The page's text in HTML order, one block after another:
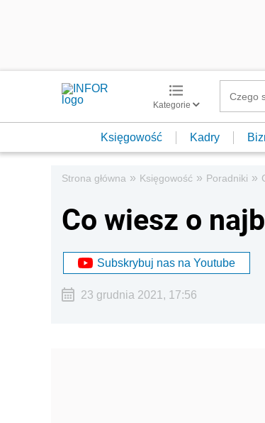
Kategorie
Księgowość Kadry
Strona główna » Księgowość » Poradniki »
Co wiesz o
Subskrybuj nas na Youtube
23 grudnia 2021, 17:56